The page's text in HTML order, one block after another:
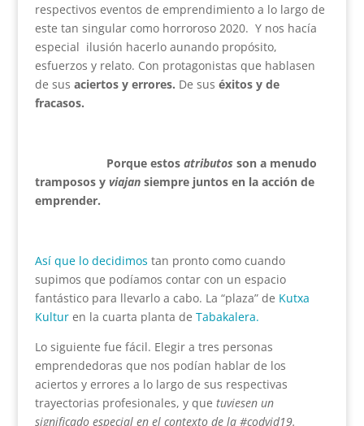
respectivos eventos de emprendimiento a lo largo de
este tan singular como horroroso 2020. Y nos hacía
especial ilusión hacerlo aunando propósito,
esfuerzos y relato. Con protagonistas que hablasen
de sus aciertos y errores. De sus éxitos y de
fracasos.
Porque estos atributos son a menudo
tramposos y viajansiempre juntos en la acción de
emprender.
Así que lo decidimos tan pronto como cuando
supimos que podíamos contar con un espacio
fantástico para llevarlo a cabo. La “plaza” de Kutxa
Kultur en la cuarta planta de Tabakalera.
Lo siguiente fue fácil. Elegir a tres personas
emprendedoras que nos podían hablar de los
aciertos y errores a lo largo de sus respectivas
trayectorias profesionales, y que tuviesen un
significado especial en el contexto de la #codvid19.